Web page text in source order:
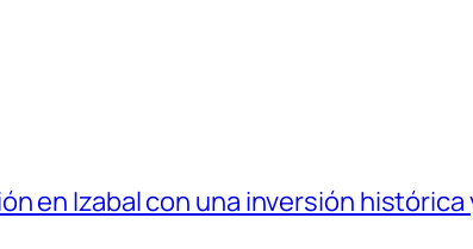
en Izabal con una inversión